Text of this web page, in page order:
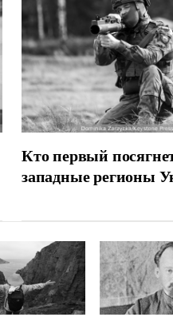
Кто первый
западные регионы